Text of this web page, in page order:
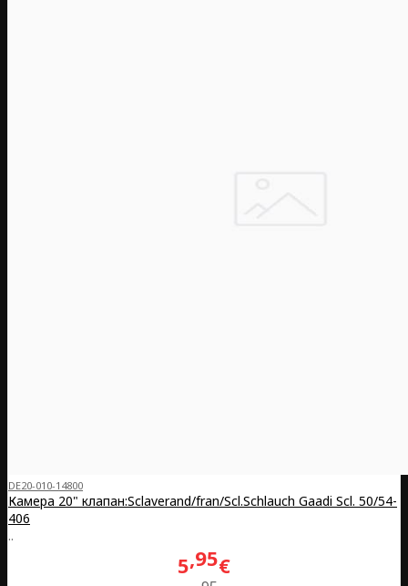
DE20-010-14800
Камера 20" клапан:Sclaverand/fran/Scl.Schlauch Gaadi Scl. 50/54-
406
..
5 95€